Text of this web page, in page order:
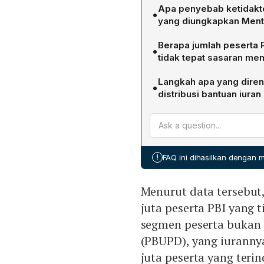
•Apa penyebab
yang diungkapkan
Menteri Budi
integrasi lintas
Kesehatan)
memenuhi kriteria
penduduk terkaya,
•Berapa jumlah peserta
tidak tepat sasaran
Berdasarkan hasil
yang tidak tepat sasaran.
kategori PBU badan
dinilai tidak tepat sasaran.
•Langkah apa yang
distribusi bantuan iuran
Pemerintah berencana
mengalihkan subsidi dari
dalam desil 10) kepada
dana dapat lebih tepat
! FAQ ini dihasilkan dengan
Menurut data
juta peserta PBI yang
segmen peserta
(PBUPD), yang
juta peserta yang